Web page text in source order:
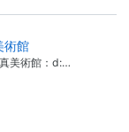
術館
美術館：d:…